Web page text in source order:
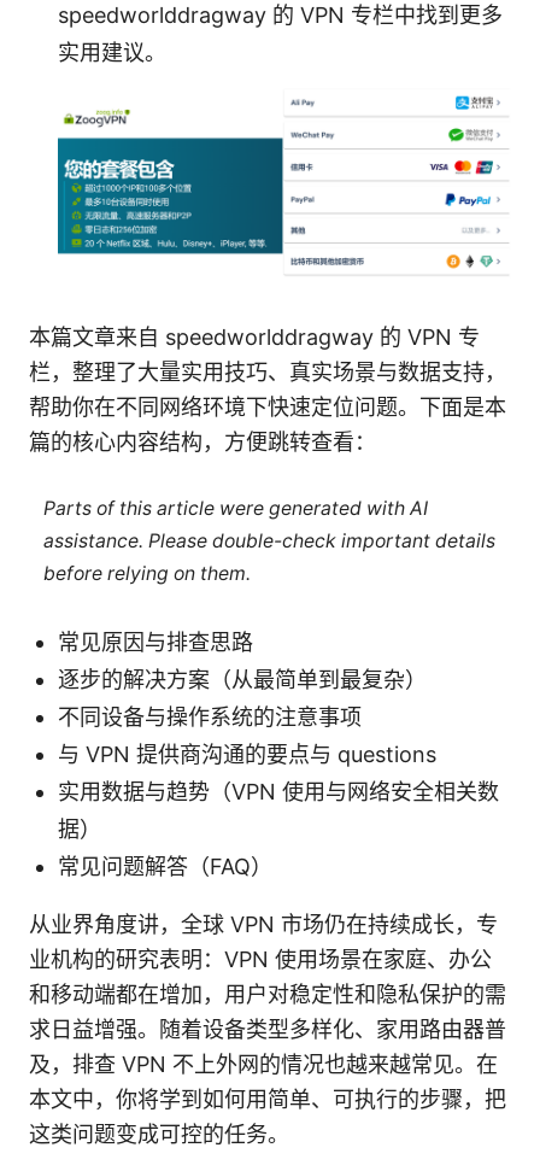
speedworlddragway 的 VPN 专栏中找到更多
实用建议。
本篇文章来自 speedworlddragway 的 VPN 专
栏，整理了大量实用技巧、真实场景与数据支持，
帮助你在不同网络环境下快速定位问题。下面是本
篇的核心内容结构，方便跳转查看：
Parts of this article were generated with AI
assistance. Please double-check important details
before relying on them.
常见原因与排查思路
逐步的解决方案（从最简单到最复杂）
不同设备与操作系统的注意事项
与 VPN 提供商沟通的要点与 questions
实用数据与趋势（VPN 使用与网络安全相关数
据）
常见问题解答（FAQ）
从业界角度讲，全球 VPN 市场仍在持续成长，专
业机构的研究表明：VPN 使用场景在家庭、办公
和移动端都在增加，用户对稳定性和隐私保护的需
求日益增强。随着设备类型多样化、家用路由器普
及，排查 VPN 不上外网的情况也越来越常见。在
本文中，你将学到如何用简单、可执行的步骤，把
这类问题变成可控的任务。